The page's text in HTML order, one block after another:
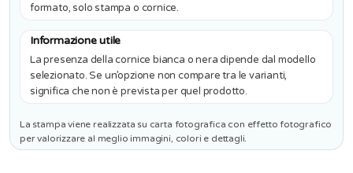
formato, solo stampa o cornice.
Informazione utile
La presenza della cornice bianca o nera dipende dal modello
selezionato. Se un’opzione non compare tra le varianti,
significa che non è prevista per quel prodotto.
La stampa viene realizzata su carta fotografica con effetto fotografico
per valorizzare al meglio immagini, colori e dettagli.